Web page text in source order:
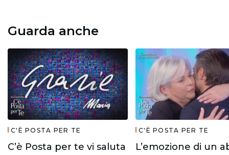
Guarda anche
C'È POSTA PER TE
C’è Posta per te vi saluta
C'È POSTA PER TE